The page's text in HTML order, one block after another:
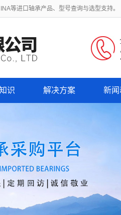
等进口轴承产品、型号查询与选型支持。
识 解决方案 新